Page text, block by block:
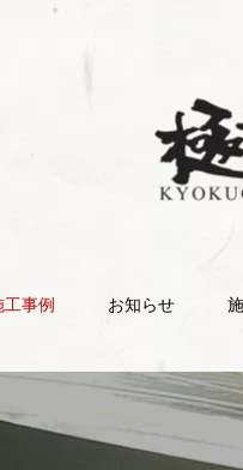
工事例 お知らせ